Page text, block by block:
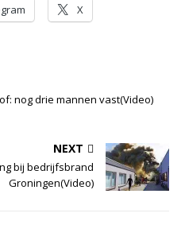
X
nog drie mannen vast(Video)
NEXT
bij bedrijfsbrand
Groningen(Video)